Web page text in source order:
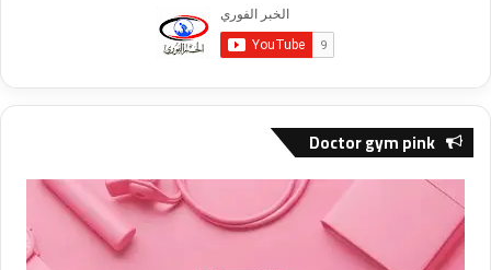
Doctor gym pink